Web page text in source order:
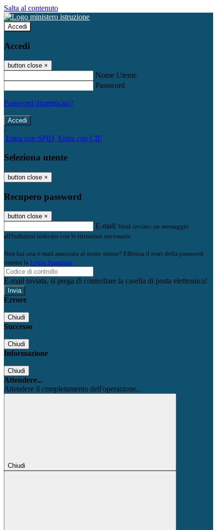
Salta al contenuto
Accedi
Accedi
button close ×
Nome Utente
Password
Password dimenticata?
-
Entra con SPID Entra con CIE
Seleziona utente
button close ×
Recupero password
button close ×
E-mail Verrà inviato un messaggio
all'indirizzo indicato con le istruzioni necessarie.
Non hai una e-mail associata al nome utente? Effettua il reset della password
tramite la Login Spaggiari
E-mail inviata, si prega di controllare la casella di posta elettronica!
Errore
Chiudi
Successo
Chiudi
Informazione
Chiudi
Attendere...
Attendere il completamento dell'operazione...
Chiudi